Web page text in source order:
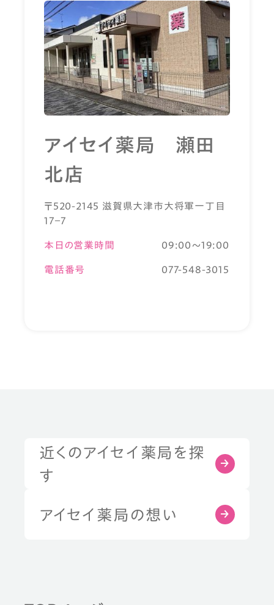
アイセイ薬局 瀬田
北店
〒520-2145 滋賀県大津市大将軍一丁目
17－7
本日の営業時間 09:00～19:00
電話番号 077-548-3015
近くのアイセイ薬局を探
す
アイセイ薬局の想い